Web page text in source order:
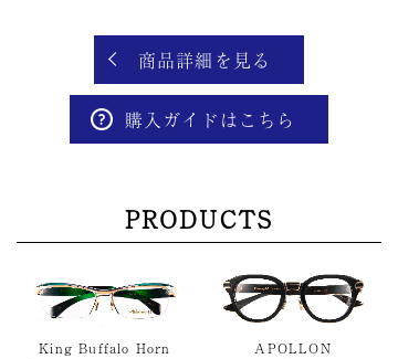
商品詳細を見る
購入ガイドはこちら
PRODUCTS
King Buffalo Horn
APOLLON